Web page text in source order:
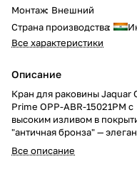
Монтаж: Внешний
Страна производства:
Все характеристики
Описание
Кран для раковины Jaquar
Prime OPP-ABR-15021PM с
высоким изливом в
"античная бронза" —
и винтажное решение для
вашей ванной комнаты.
Все описание